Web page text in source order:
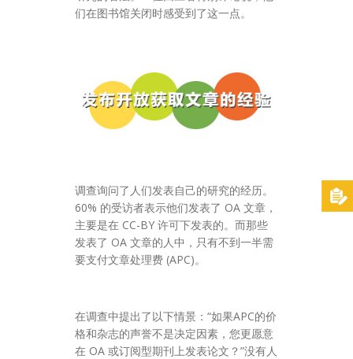
们在图书馆关闭时感受到了这一点。
调查询问了人们发表自己的研究的经历。
60% 的受访者表示他们发表了 OA 文章，
主要是在 CC-BY 许可下发表的。而那些
发表了 OA 文章的人中，只有不到一半需
要支付文章处理费 (APC)。
在调查中提出了以下情景：“如果APC的价
格和杂志的声誉不是决定因素，您更愿意
在 OA 或订阅型期刊上发表论文？”没有人